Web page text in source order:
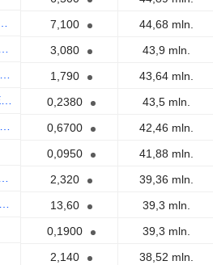
7,100
44,68 mln.
3,080
43,9 mln.
1,790
43,64 mln.
0,2380
43,5 mln.
0,6700
42,46 mln.
0,0950
41,88 mln.
2,320
39,36 mln.
13,60
39,3 mln.
0,1900
39,3 mln.
2,140
38,52 mln.